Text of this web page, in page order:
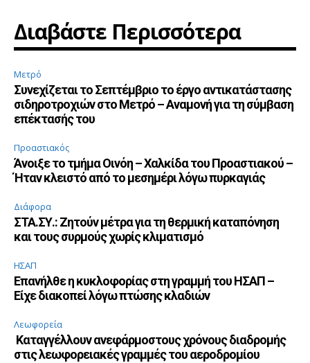
Διαβάστε Περισσότερα
Μετρό
Συνεχίζεται το Σεπτέμβριο το έργο αντικατάστασης
σιδηροτροχιών στο Μετρό – Αναμονή για τη σύμβαση
επέκτασής του
Προαστιακός
Άνοιξε το τμήμα Οινόη – Χαλκίδα του Προαστιακού –
Ήταν κλειστό από το μεσημέρι λόγω πυρκαγιάς
Διάφορα
ΣΤΑ.ΣΥ.: Ζητούν μέτρα για τη θερμική καταπόνηση
και τους συρμούς χωρίς κλιματισμό
ΗΣΑΠ
Επανήλθε η κυκλοφορίας στη γραμμή του ΗΣΑΠ –
Είχε διακοπεί λόγω πτώσης κλαδιών
Λεωφορεία
Καταγγέλλουν ανεφάρμοστους χρόνους διαδρομής
στις λεωφορειακές γραμμές του αεροδρομίου